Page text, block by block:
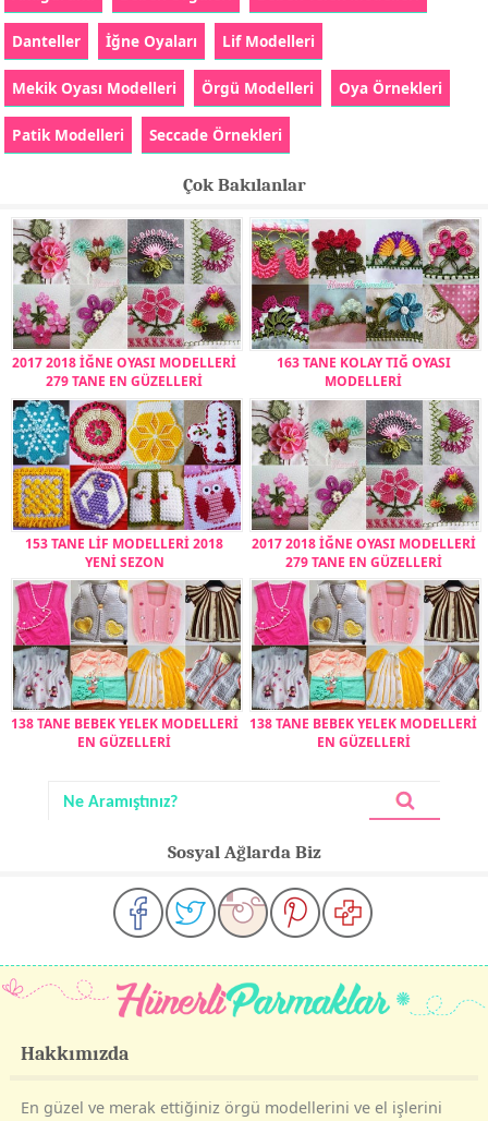
Danteller İğne Oyaları Lif Modelleri
Mekik Oyası Modelleri Örgü Modelleri Oya Örnekleri
Patik Modelleri Seccade Örnekleri
Çok Bakılanlar
2017 2018 İĞNE OYASI MODELLERİ
279 TANE EN GÜZELLERİ
163 TANE KOLAY TIĞ OYASI
MODELLERİ
153 TANE LİF MODELLERİ 2018
YENİ SEZON
2017 2018 İĞNE OYASI MODELLERİ
279 TANE EN GÜZELLERİ
138 TANE BEBEK YELEK MODELLERİ
EN GÜZELLERİ
138 TANE BEBEK YELEK MODELLERİ
EN GÜZELLERİ
Sosyal Ağlarda Biz
Hakkımızda
En güzel ve merak ettiğiniz örgü modellerini ve el işlerini